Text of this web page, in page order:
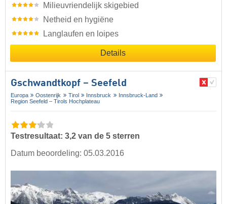
Milieuvriendelijk skigebied
Netheid en hygiëne
Langlaufen en loipes
Details
Gschwandtkopf – Seefeld
Europa Oostenrijk Tirol Innsbruck
Innsbruck-Land
Region Seefeld – Tirols Hochplateau
Testresultaat: 3,2 van de 5 sterren
Datum beoordeling: 05.03.2016